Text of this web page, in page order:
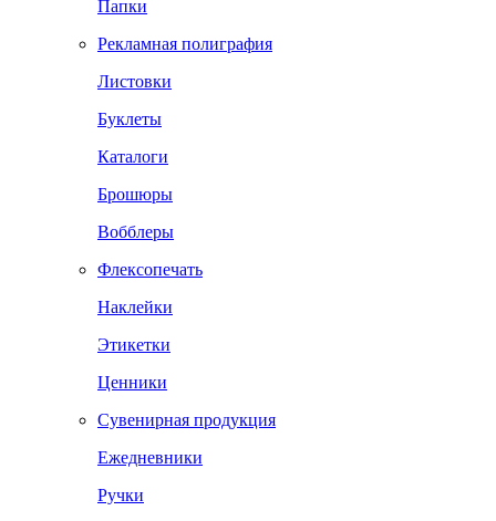
Папки
Рекламная полиграфия
Листовки
Буклеты
Каталоги
Брошюры
Вобблеры
Флексопечать
Наклейки
Этикетки
Ценники
Сувенирная продукция
Ежедневники
Ручки